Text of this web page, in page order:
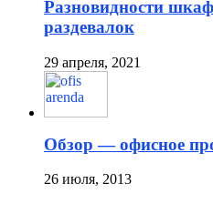
Разновидности
раздевалок
29 апреля, 2021
Обзор — офисное
26 июля, 2013